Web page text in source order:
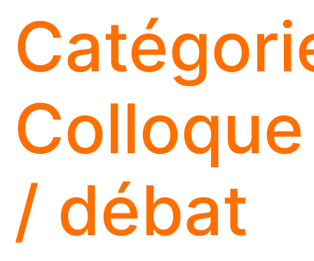
Colloque
/ débat